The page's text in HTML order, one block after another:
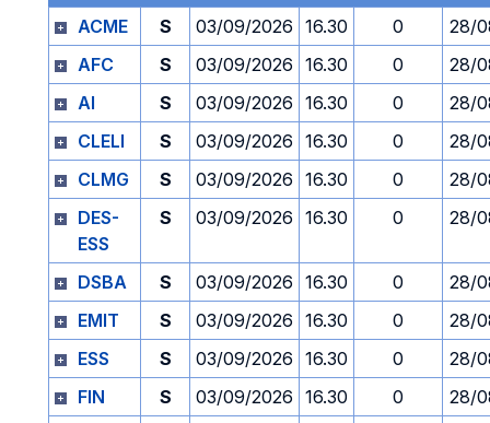
ACME S 03/09/2026 16.30 0
28/
AFC
S 03/09/2026 16.30 0
28/
AI
S 03/09/2026 16.30 0
28/
CLELI
S 03/09/2026 16.30 0
28/
CLMG
S 03/09/2026 16.30 0
28/
DES-
ESS
S 03/09/2026 16.30 0 28/
DSBA S 03/09/2026 16.30 0
28/
EMIT
S 03/09/2026 16.30 0
28/
ESS
S 03/09/2026 16.30 0
28/
FIN
S 03/09/2026 16.30 0
28/